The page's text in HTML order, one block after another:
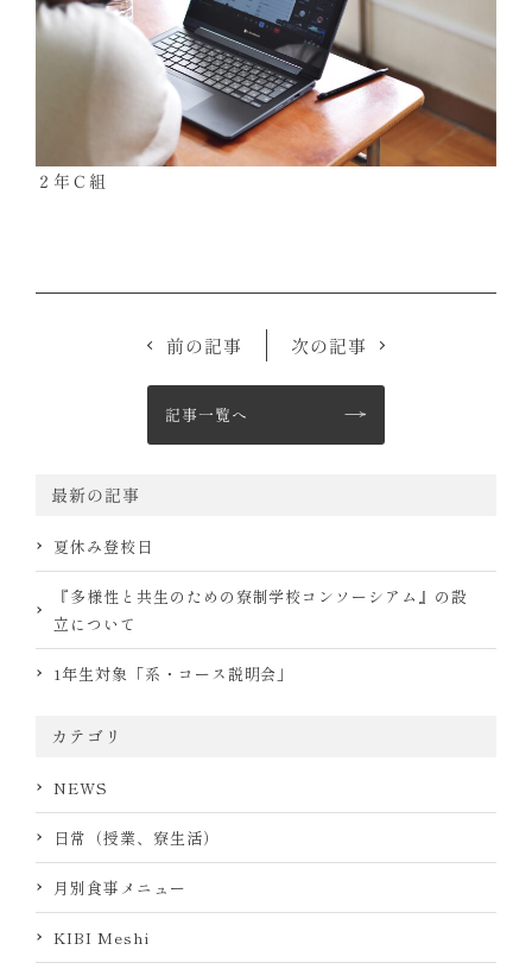
最新の記事
夏休み登校日
『多様性と共生のための寮制学校コンソーシアム』の設
立について
1年生対象「系・コース説明会」
カテゴリ
NEWS
日常（授業、寮生活）
月別食事メニュー
KIBI Meshi
２年Ｃ組
記事一覧へ
前の記事 次の記事